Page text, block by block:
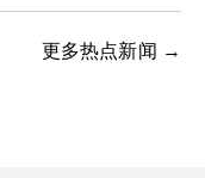
更多热点新闻 →